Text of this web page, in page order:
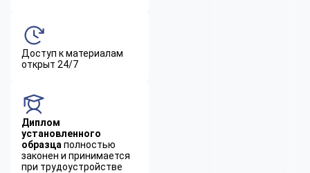
Доступ к материалам
открыт 24/7
Диплом
установленного
образца полностью
законен и принимается
при трудоустройстве